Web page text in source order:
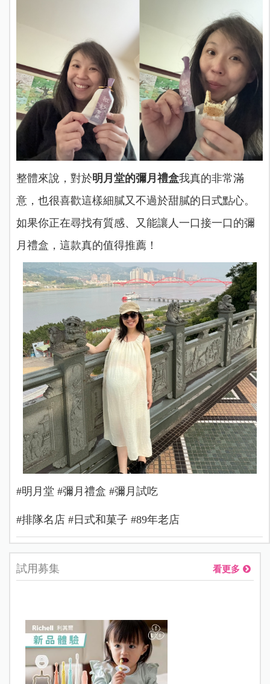
整體來說，對於明月堂的彌月禮盒我真的非常滿
意，也很喜歡這樣細膩又不過於甜膩的日式點心。
如果你正在尋找有質感、又能讓人一口接一口的彌
月禮盒，這款真的值得推薦！
#明月堂 #彌月禮盒 #彌月試吃
#排隊名店 #日式和菓子 #89年老店
試用募集 看更多